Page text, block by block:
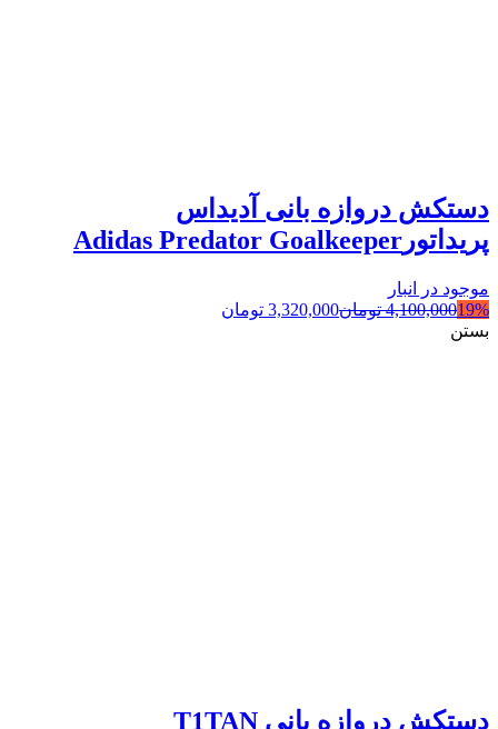
دستکش دروازه بانی آدیداس
پریداتورAdidas Predator Goalkeeper
موجود در انبار
19%
4,100,000 تومان3,320,000 تومان
بستن
دستکش دروازه بانی T1TAN